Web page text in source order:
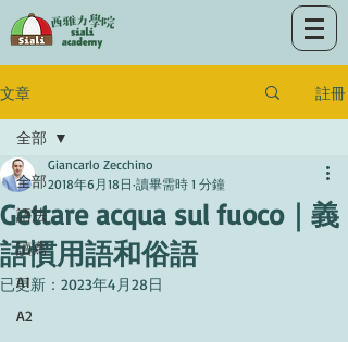
文章 註冊
全部
語法
讀寫
A1
A2
全部
Gettare acqua sul fuoco｜義
語慣用語和俗語
Giancarlo Zecchino
2018年6月18日 讀畢需時 1 分鐘
已更新： 2023年4月28日